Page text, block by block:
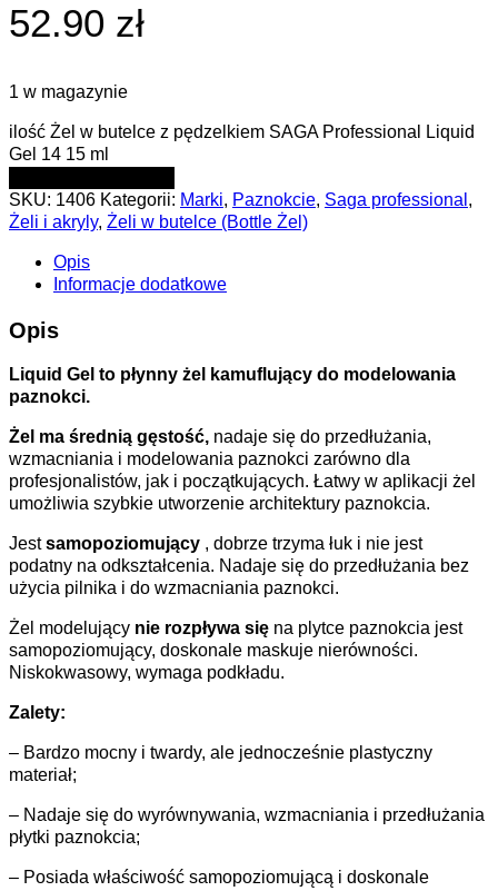
52.90 zł
1 w magazynie
ilość Żel w butelce z pędzelkiem SAGA Professional Liquid
Gel 14 15 ml
SKU: 1406 Kategorii: Marki, Paznokcie, Saga professional ,
Żeli i akryly, Żeli w butelce (Bottle Żel)
Opis
Informacje dodatkowe
Opis
Liquid Gel to płynny żel kamuflujący do modelowania
paznokci.
Żel ma średnią gęstość, nadaje się do przedłużania,
wzmacniania i modelowania paznokci zarówno dla
profesjonalistów, jak i początkujących. Łatwy w aplikacji żel
umożliwia szybkie utworzenie architektury paznokcia.
Jestsamopoziomujący , dobrze trzyma łuk i nie jest
podatny na odkształcenia. Nadaje się do przedłużania bez
użycia pilnika i do wzmacniania paznokci.
Żel modelujący nie rozpływa się na plytce paznokcia jest
samopoziomujący, doskonale maskuje nierówności.
Niskokwasowy, wymaga podkładu.
Zalety:
– Bardzo mocny i twardy, ale jednocześnie plastyczny
materiał;
– Nadaje się do wyrównywania, wzmacniania i przedłużania
płytki paznokcia;
– Posiada właściwość samopoziomującą i doskonale